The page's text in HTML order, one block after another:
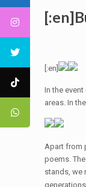
[:en]
In the
areas. In
Apart from
poems.
stands, we